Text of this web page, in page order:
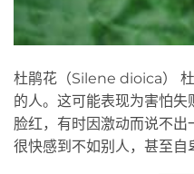
杜鹃花（Silene dioica）
的人。这可能表现为害怕
脸红，有时因激动而说不
很快感到不如别人，甚至自